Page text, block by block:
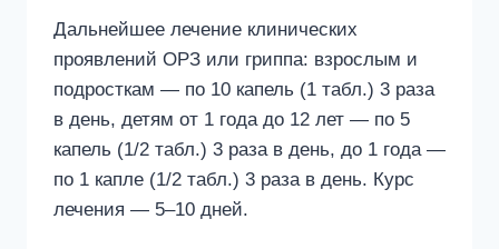
Дальнейшее лечение клинических
проявлений ОРЗ или гриппа: взрослым и
подросткам — по 10 капель (1 табл.) 3 раза
в день, детям от 1 года до 12 лет — по 5
капель (1/2 табл.) 3 раза в день, до 1 года —
по 1 капле (1/2 табл.) 3 раза в день. Курс
лечения — 5–10 дней.